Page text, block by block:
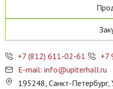
+7 (812) 611-02-61
+7
E-mail: info@upiterhall.ru
195248, Санкт-Петербург,